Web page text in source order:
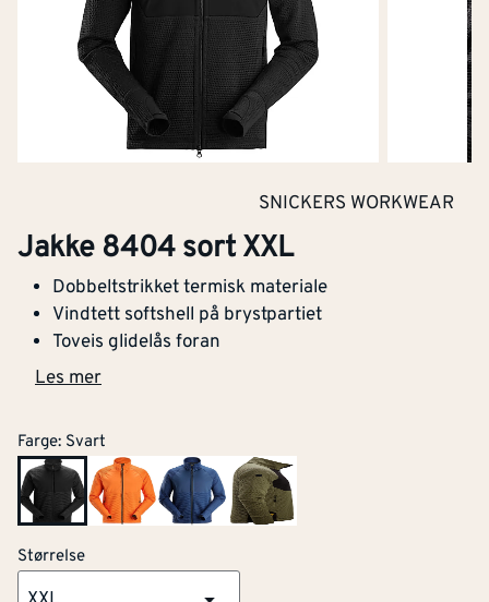
SNICKERS WORKWEAR
Jakke 8404 sort XXL
Dobbeltstrikket termisk materiale
Vindtett softshell på brystpartiet
Toveis glidelås foran
Les mer
Farge: Svart
Størrelse
Vannavvisende Nei
Høy synlighet
(signalfarger)
Nei
Med reflekterende striper Nei
Nei
Lysbueprøvet Nei
Materialvekt [g/m²] 294
Varslingsbeskyttelse i
Engangsversjon
Antistatisk utførelse Nei
Fukt/vanntetthet i
henhold til EN 343